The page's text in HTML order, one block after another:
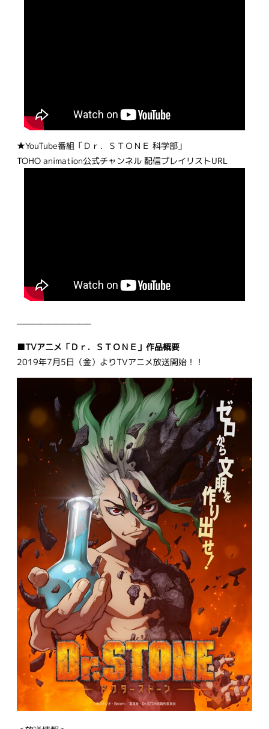
★YouTube番組「Ｄｒ．ＳＴＯＮＥ 科学部」
TOHO animation公式チャンネル 配信プレイリストURL
—————————–
■TVアニメ「Ｄｒ．ＳＴＯＮＥ」作品概要
2019年7月5日（金）よりTVアニメ放送開始！！